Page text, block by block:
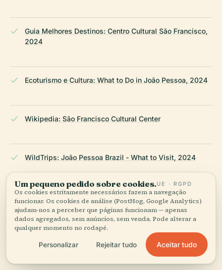
Guia Melhores Destinos: Centro Cultural São Francisco,
2024
Ecoturismo e Cultura: What to Do in João Pessoa, 2024
Wikipedia: São Francisco Cultural Center
WildTrips: João Pessoa Brazil - What to Visit, 2024
WhichMuseum: Church of San Francisco João Pessoa,
2024
Brazil City Guides: João Pessoa Travel Guide, 2024
Um pequeno pedido sobre cookies.UE · RGPD
Os cookies estritamente necessários fazem a navegação
funcionar. Os cookies de análise (PostHog, Google Analytics)
ajudam-nos a perceber que páginas funcionam — apenas
dados agregados, sem anúncios, sem venda. Pode alterar a
qualquer momento no rodapé.
Personalizar Rejeitar tudo Aceitar tudo